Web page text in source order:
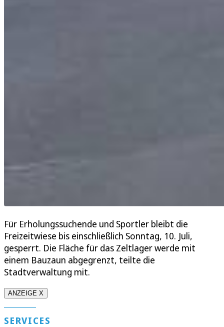
Für Erholungssuchende und Sportler bleibt die
Freizeitwiese bis einschließlich Sonntag, 10. Juli,
gesperrt. Die Fläche für das Zeltlager werde mit
einem Bauzaun abgegrenzt, teilte die
Stadtverwaltung mit.
ANZEIGE X
SERVICES